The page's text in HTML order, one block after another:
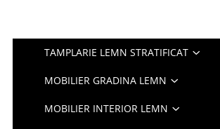
TAMPLARIE LEMN STRATIFICAT
MOBILIER GRADINA LEMN
MOBILIER INTERIOR LEMN